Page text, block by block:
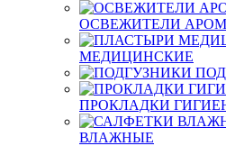
ОСВЕЖИТЕЛИ
МЕДИЦИНСКИЕ
ПРОКЛАДКИ
ВЛАЖНЫЕ